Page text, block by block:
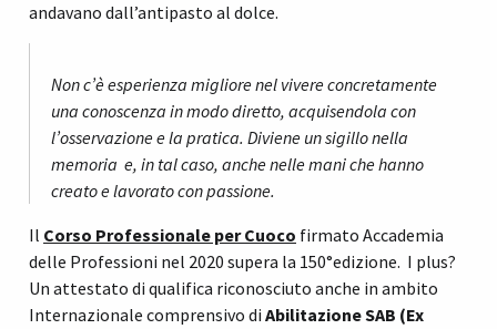
andavano dall’antipasto al dolce.
Non c’è esperienza migliore nel vivere concretamente
una conoscenza in modo diretto, acquisendola con
l’osservazione e la pratica. Diviene un sigillo nella
memoria e, in tal caso, anche nelle mani che hanno
creato e lavorato con passione.
Il Corso Professionale per Cuoco firmato Accademia
delle Professioni nel 2020 supera la 150°edizione. I plus?
Un attestato di qualifica riconosciuto anche in ambito
Internazionale comprensivo di Abilitazione SAB (Ex